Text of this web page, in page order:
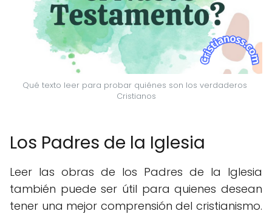
Qué texto leer para probar quiénes son los verdaderos
Cristianos
Los Padres de la Iglesia
Leer las obras de los Padres de la Iglesia
también puede ser útil para quienes desean
tener una mejor comprensión del cristianismo.